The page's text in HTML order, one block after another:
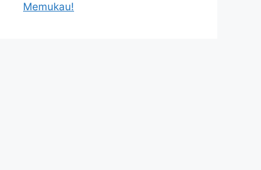
Memukau!